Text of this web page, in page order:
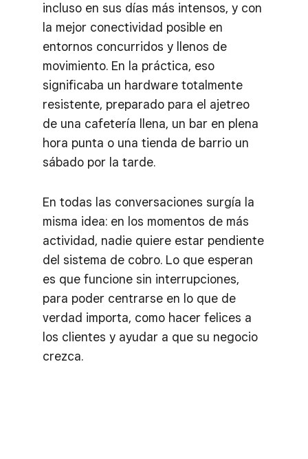
incluso en sus días más intensos, y con
la mejor conectividad posible en
entornos concurridos y llenos de
movimiento. En la práctica, eso
significaba un hardware totalmente
resistente, preparado para el ajetreo
de una cafetería llena, un bar en plena
hora punta o una tienda de barrio un
sábado por la tarde.
En todas las conversaciones surgía la
misma idea: en los momentos de más
actividad, nadie quiere estar pendiente
del sistema de cobro. Lo que esperan
es que funcione sin interrupciones,
para poder centrarse en lo que de
verdad importa, como hacer felices a
los clientes y ayudar a que su negocio
crezca.